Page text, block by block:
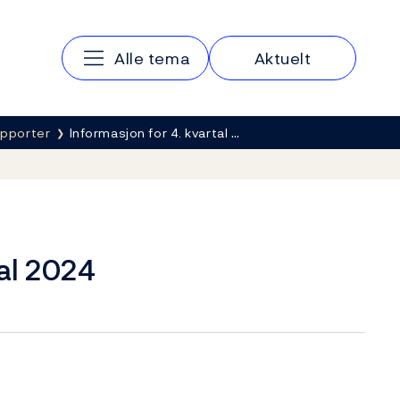
Hovedmeny
Alle tema Aktuelt
Informasjon for 4. kvartal …
2024